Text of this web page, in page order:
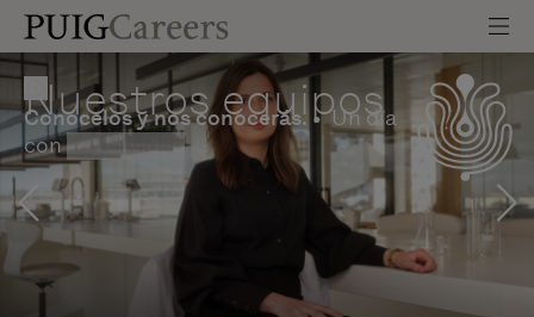
Nuestros equipos
Conócelos y nos conocerás.
Un día
con•••Ver video